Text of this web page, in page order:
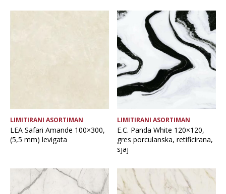
OČISTI FILTERE
LIMITIRANI ASORTIMAN
LEA Safari Amande 100×300,
(5,5 mm) levigata
LIMITIRANI ASORTIMAN
E.C. Panda White 120×120,
gres porculanska, retificirana,
sjaj